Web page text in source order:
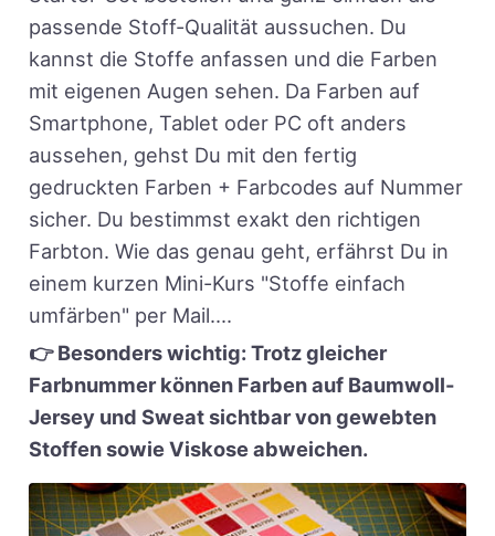
passende Stoff-Qualität aussuchen. Du
kannst die Stoffe anfassen und die Farben
mit eigenen Augen sehen. Da Farben auf
Smartphone, Tablet oder PC oft anders
aussehen, gehst Du mit den fertig
gedruckten Farben + Farbcodes auf Nummer
sicher. Du bestimmst exakt den richtigen
Farbton. Wie das genau geht, erfährst Du in
einem kurzen Mini-Kurs "Stoffe einfach
umfärben" per Mail....
👉 Besonders wichtig: Trotz gleicher
Farbnummer können Farben auf Baumwoll-
Jersey und Sweat sichtbar von gewebten
Stoffen sowie Viskose abweichen.